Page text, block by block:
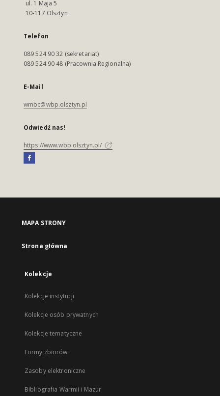
ul. 1 Maja 5
10-117 Olsztyn
Telefon
089 524 90 32 (sekretariat)
089 524 90 48 (Pracownia Regionalna)
E-Mail
wmbc@wbp.olsztyn.pl
Odwiedź nas!
https://www.wbp.olsztyn.pl/
MAPA STRONY
Strona główna
Kolekcje
Kolekcje instytucji
Kolekcje osób prywatnych
Kolekcje tematyczne
Formy zbiorów
Zasoby elektroniczne
Bibliografia Warmii i Mazur